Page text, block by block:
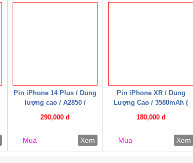
Pin iPhone 14 Plus / Dung
lượng cao / A2850 /
290,000 đ
Mua Xem
Pin iPhone XR / Dung
Lượng Cao / 3580mAh (
180,000 đ
Mua Xem